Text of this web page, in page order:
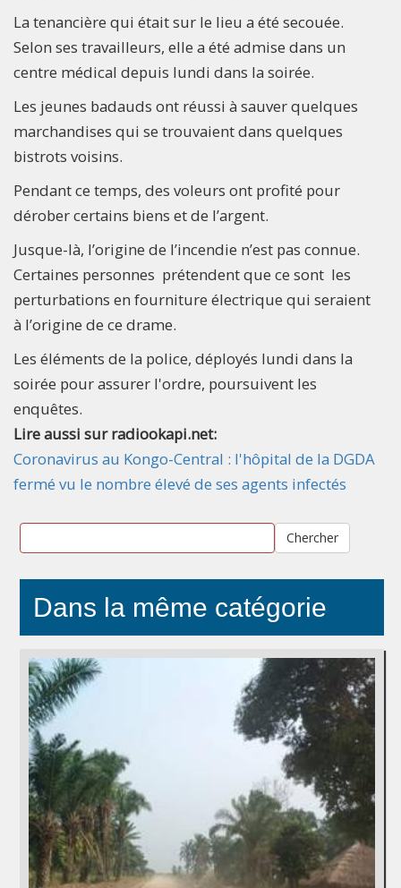
La tenancière qui était sur le lieu a été secouée.
Selon ses travailleurs, elle a été admise dans un
centre médical depuis lundi dans la soirée.
Les jeunes badauds ont réussi à sauver quelques
marchandises qui se trouvaient dans quelques
bistrots voisins.
Pendant ce temps, des voleurs ont profité pour
dérober certains biens et de l’argent.
Jusque-là, l’origine de l’incendie n’est pas connue.
Certaines personnes prétendent que ce sont les
perturbations en fourniture électrique qui seraient
à l’origine de ce drame.
Les éléments de la police, déployés lundi dans la
soirée pour assurer l'ordre, poursuivent les
enquêtes.
Lire aussi sur radiookapi.net:
Coronavirus au Kongo-Central : l'hôpital de la DGDA
fermé vu le nombre élevé de ses agents infectés
Chercher
Dans la même catégorie